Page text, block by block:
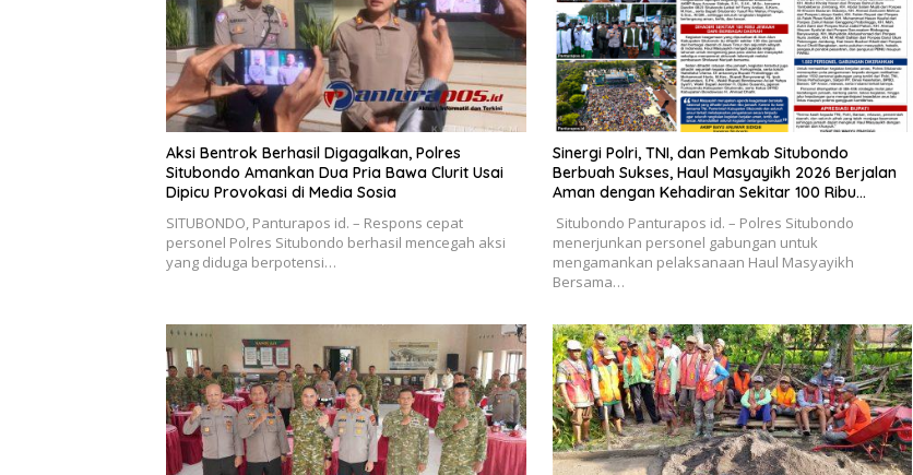
Aksi Bentrok Berhasil Digagalkan, Polres
Situbondo Amankan Dua Pria Bawa Clurit Usai
Dipicu Provokasi di Media Sosia
SITUBONDO, Panturapos id. – Respons cepat
personel Polres Situbondo berhasil mencegah aksi
yang diduga berpotensi…
Sinergi Polri, TNI, dan Pemkab Situbondo
Berbuah Sukses, Haul Masyayikh 2026 Berjalan
Aman dengan Kehadiran Sekitar 100 Ribu
Situbondo Panturapos id. – Polres Situbondo
menerjunkan personel gabungan untuk
mengamankan pelaksanaan Haul Masyayikh
Bersama…